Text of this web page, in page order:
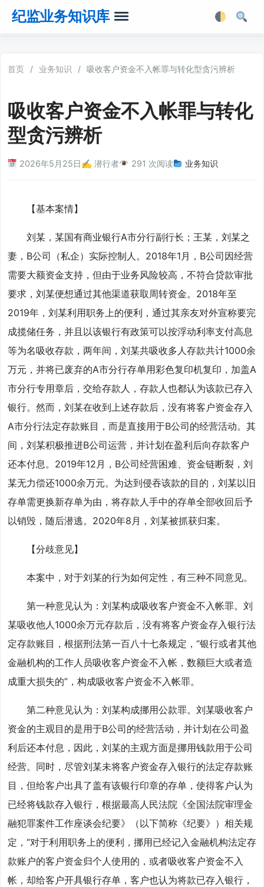
纪监业务知识库
法律法规
业务软件
首页 / 业务知识 / 吸收客户资金不入帐罪与转化型贪污辨析
吸收客户资金不入帐罪与转化
型贪污辨析
2026年5月25日✍️ 潜行者 291 次阅读 业务知识
【基本案情】
刘某，某国有商业银行A市分行副行长；王某，刘某之
妻，B公司（私企）实际控制人。2018年1月，B公司因经营
需要大额资金支持，但由于业务风险较高，不符合贷款审批
要求，刘某便想通过其他渠道获取周转资金。2018年至
2019年，刘某利用职务上的便利，通过其亲友对外宣称要完
成揽储任务，并且以该银行有政策可以按浮动利率支付高息
等为名吸收存款，两年间，刘某共吸收多人存款共计1000余
万元，并将已废弃的A市分行存单用彩色复印机复印，加盖A
市分行专用章后，交给存款人，存款人也都认为该款已存入
银行。然而，刘某在收到上述存款后，没有将客户资金存入
A市分行法定存款账目，而是直接用于B公司的经营活动。其
间，刘某积极推进B公司运营，并计划在盈利后向存款客户
还本付息。2019年12月，B公司经营困难、资金链断裂，刘
某无力偿还1000余万元。为达到侵吞该款的目的，刘某以旧
存单需更换新存单为由，将存款人手中的存单全部收回后予
以销毁，随后潜逃。2020年8月，刘某被抓获归案。
【分歧意见】
本案中，对于刘某的行为如何定性，有三种不同意见。
第一种意见认为：刘某构成吸收客户资金不入帐罪。刘
某吸收他人1000余万元存款后，没有将客户资金存入银行法
定存款账目，根据刑法第一百八十七条规定，“银行或者其他
金融机构的工作人员吸收客户资金不入帐，数额巨大或者造
成重大损失的”，构成吸收客户资金不入帐罪。
第二种意见认为：刘某构成挪用公款罪。刘某吸收客户
资金的主观目的是用于B公司的经营活动，并计划在公司盈
利后还本付息，因此，刘某的主观方面是挪用钱款用于公司
经营。同时，尽管刘某未将客户资金存入银行的法定存款账
目，但给客户出具了盖有该银行印章的存单，使得客户认为
已经将钱款存入银行，根据最高人民法院《全国法院审理金
融犯罪案件工作座谈会纪要》（以下简称《纪要》）相关规
定，“对于利用职务上的便利，挪用已经记入金融机构法定存
款账户的客户资金归个人使用的，或者吸收客户资金不入
帐，却给客户开具银行存单，客户也认为将款已存入银行，